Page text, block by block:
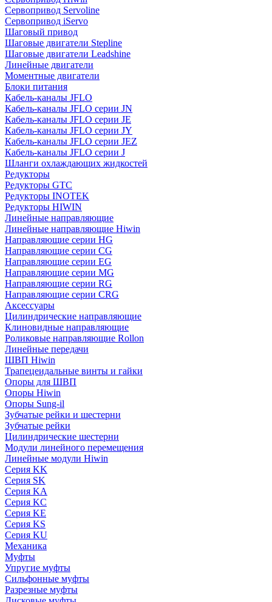
Сервопривод Servoline
Сервопривод iServo
Шаговый привод
Шаговые двигатели Stepline
Шаговые двигатели Leadshine
Линейные двигатели
Моментные двигатели
Блоки питания
Кабель-каналы JFLO
Кабель-каналы JFLO серии JN
Кабель-каналы JFLO серии JE
Кабель-каналы JFLO серии JY
Кабель-каналы JFLO серии JEZ
Кабель-каналы JFLO серии J
Шланги охлаждающих жидкостей
Редукторы
Редукторы GTC
Редукторы INOTEK
Редукторы HIWIN
Линейные направляющие
Линейные направляющие Hiwin
Направляющие серии HG
Направляющие серии CG
Направляющие серии EG
Направляющие серии MG
Направляющие серии RG
Направляющие серии CRG
Аксессуары
Цилиндрические направляющие
Клиновидные направляющие
Роликовые направляющие Rollon
Линейные передачи
ШВП Hiwin
Трапецеидальные винты и гайки
Опоры для ШВП
Опоры Hiwin
Опоры Sung-il
Зубчатые рейки и шестерни
Зубчатые рейки
Цилиндрические шестерни
Модули линейного перемещения
Линейные модули Hiwin
Серия KK
Серия SK
Серия KA
Серия KC
Серия KE
Серия KS
Серия KU
Механика
Муфты
Упругие муфты
Сильфонные муфты
Разрезные муфты